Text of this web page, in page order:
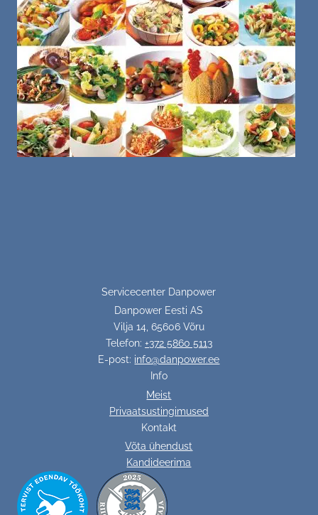
Servicecenter Danpower
Danpower Eesti AS
Vilja 14, 65606 Võru
Telefon: +372 5860 5113
E-post: info@danpower.ee
Info
Meist
Privaatsustingimused
Kontakt
Võta ühendust
Kandideerima